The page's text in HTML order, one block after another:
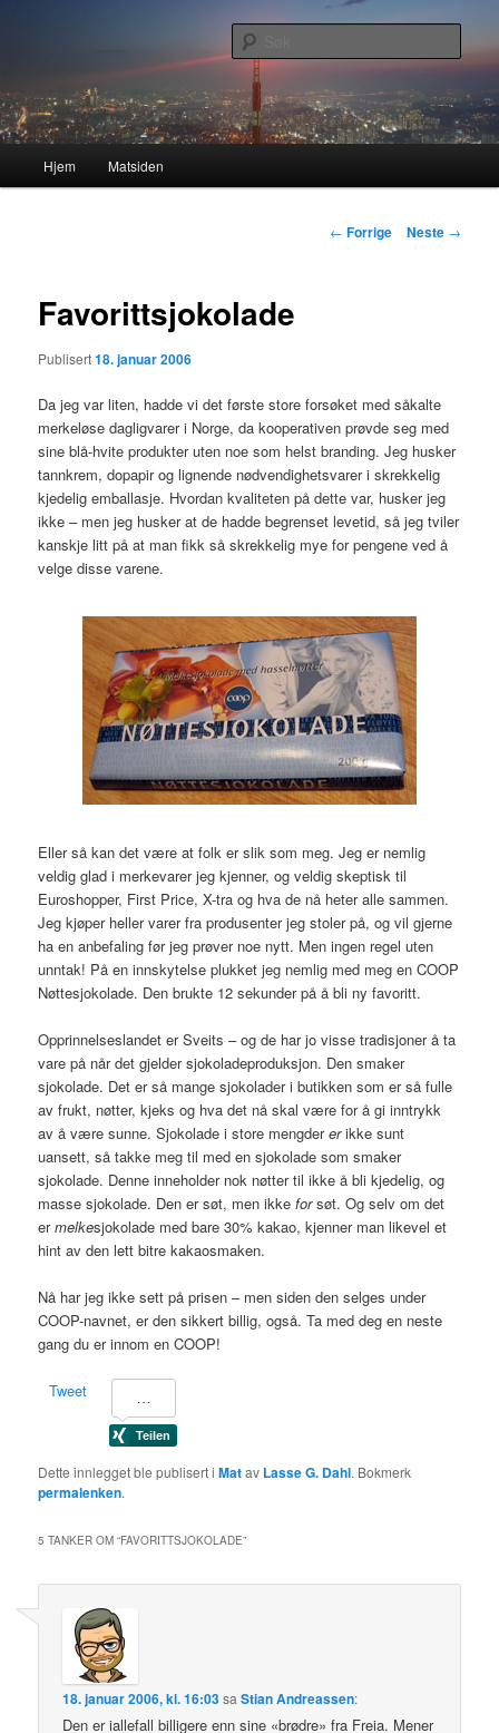
hovedinnholdet
Lasses hjemmeside
Hjem Matsiden
Innleggsnavigasjon
← Forrige Neste →
Favorittsjokolade
Publisert18. januar 2006
Da jeg var liten, hadde vi det første store forsøket med såkalte
merkeløse dagligvarer i Norge, da kooperativen prøvde seg med
sine blå-hvite produkter uten noe som helst branding. Jeg husker
tannkrem, dopapir og lignende nødvendighetsvarer i skrekkelig
kjedelig emballasje. Hvordan kvaliteten på dette var, husker jeg
ikke – men jeg husker at de hadde begrenset levetid, så jeg tviler
kanskje litt på at man fikk så skrekkelig mye for pengene ved å
velge disse varene.
Eller så kan det være at folk er slik som meg. Jeg er nemlig
veldig glad i merkevarer jeg kjenner, og veldig skeptisk til
Euroshopper, First Price, X-tra og hva de nå heter alle sammen.
Jeg kjøper heller varer fra produsenter jeg stoler på, og vil gjerne
ha en anbefaling før jeg prøver noe nytt. Men ingen regel uten
unntak! På en innskytelse plukket jeg nemlig med meg enCOOP
Nøttesjokolade. Den brukte 12 sekunder på å bli ny favoritt.
Opprinnelseslandet er Sveits – og de har jo visse tradisjoner å ta
vare på når det gjelder sjokoladeproduksjon. Den smaker
sjokolade. Det er så mange sjokolader i butikken som er så fulle
av frukt, nøtter, kjeks og hva det nå skal være for å gi inntrykk
av å være sunne. Sjokolade i store mengdererikke sunt
uansett, så takke meg til med en sjokolade som smaker
sjokolade. Denne inneholder nok nøtter til ikke å bli kjedelig, og
masse sjokolade. Den er søt, men ikkeforsøt. Og selv om det
ermelkesjokolade med bare 30% kakao, kjenner man likevel et
hint av den lett bitre kakaosmaken.
Nå har jeg ikke sett på prisen – men siden den selges under
COOP-navnet, er den sikkert billig, også. Ta med deg en neste
gang du er innom enCOOP!
Tweet
Dette innlegget ble publisert iMatav Lasse G. Dahl. Bokmerk
permalenken.
5 TANKER OM “FAVORITTSJOKOLADE”
18. januar 2006, kl. 16:03sa Stian Andreassen:
Den er iallefall billigere enn sine «brødre» fra Freia. Mener